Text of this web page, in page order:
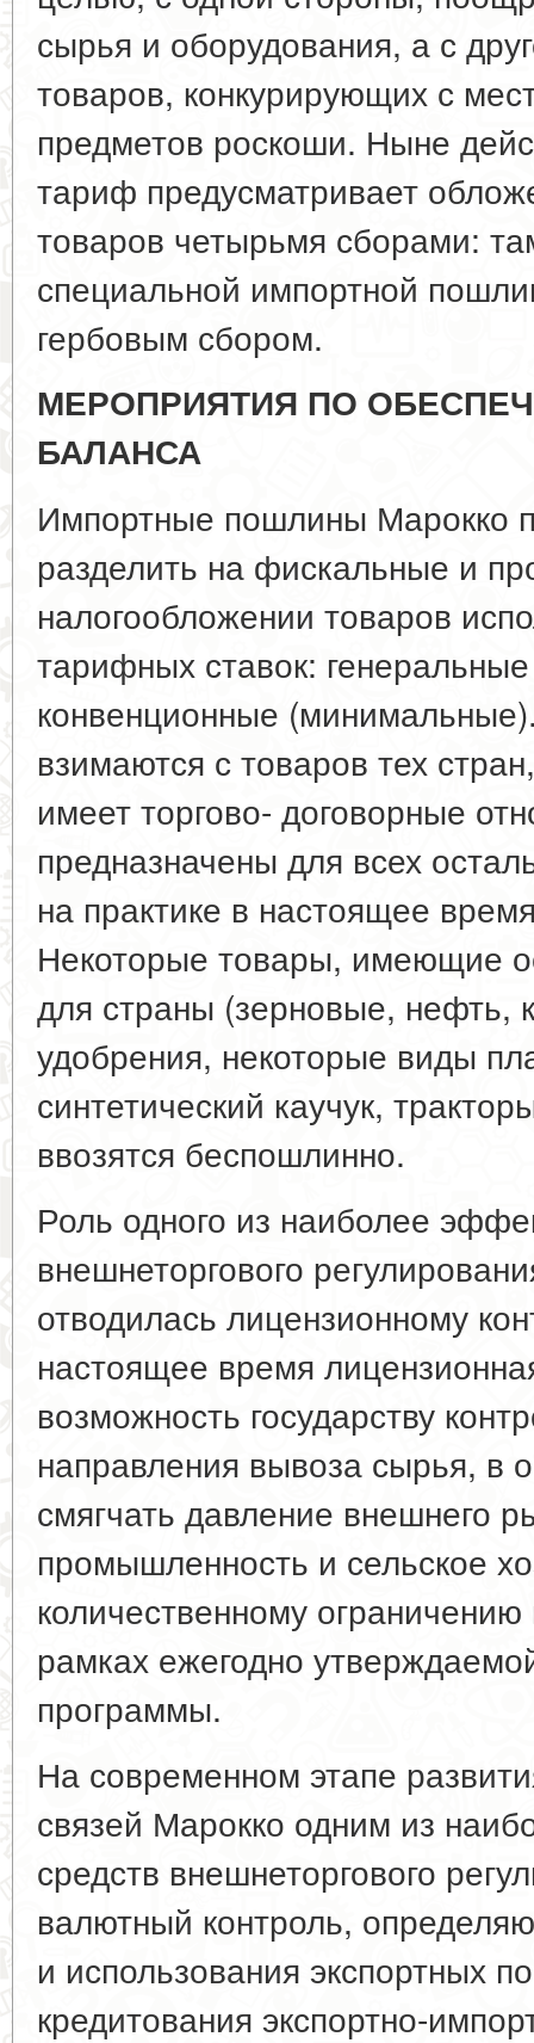
сырья и оборудования, а с
товаров, конкурирующих с
предметов роскоши. Ныне
тариф предусматривает
товаров четырьмя сборами:
специальной импортной
гербовым сбором.
МЕРОПРИЯТИЯ ПО
БАЛАНСА
Импортные пошлины Марокко
разделить на фискальные и
налогообложении товаров
тарифных ставок:
конвенционные
взимаются с товаров тех
имеет торгово- договорные
предназначены для всех
на практике в настоящее
Некоторые товары, имеющие
для страны (зерновые, нефть,
удобрения, некоторые виды
синтетический каучук,
ввозятся беспошлинно.
Роль одного из наиболее
внешнеторгового
отводилась лицензионному
настоящее время
возможность государству
направления вывоза сырья, в
смягчать давление внешнего
промышленность и сельское
количественному
рамках ежегодно
программы.
На современном этапе
связей Марокко одним из
средств внешнеторгового
валютный контроль,
и использования экспортных
кредитования экспортно-